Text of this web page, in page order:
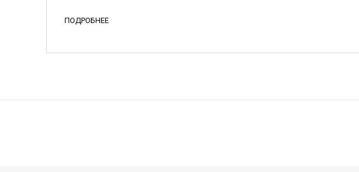
ПОДРОБНЕЕ